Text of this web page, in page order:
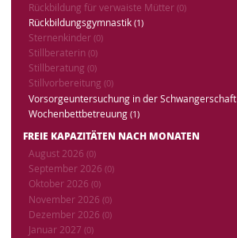
Rückbildung für verwaiste Mütter (0)
Rückbildungsgymnastik (1)
Sternenkinder (0)
Stillberaterin (0)
Stillberatung (0)
Stillvorbereitung (0)
Vorsorgeuntersuchung in der Schwangerschaft
Wochenbettbetreuung (1)
FREIE KAPAZITÄTEN NACH MONATEN
August 2026 (0)
September 2026 (0)
Oktober 2026 (0)
November 2026 (0)
Dezember 2026 (0)
Januar 2027 (0)